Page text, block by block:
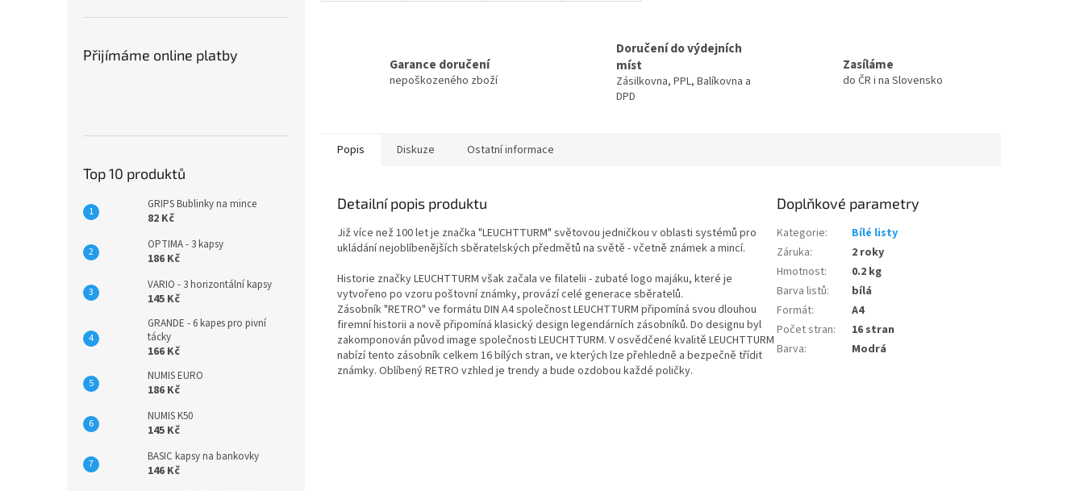
Přijímáme online platby
Top 10 produktů
GRIPS Bublinky na mince
82 Kč
OPTIMA - 3 kapsy
186 Kč
VARIO - 3 horizontální kapsy
145 Kč
GRANDE - 6 kapes pro pivní
tácky
166 Kč
NUMIS EURO
186 Kč
NUMIS K50
145 Kč
BASIC kapsy na bankovky
146 Kč
Garance doručení
nepoškozeného zboží
Doručení do výdejních
míst
Zásilkovna, PPL, Balíkovna a
DPD
Zasíláme
do ČR i na Slovensko
Popis Diskuze Ostatní informace
Detailní popis produktu
Již více než 100 let je značka "LEUCHTTURM" světovou jedničkou v oblasti systémů pro
ukládání nejoblíbenějších sběratelských předmětů na světě - včetně známek a mincí.
Historie značky LEUCHTTURM však začala ve filatelii - zubaté logo majáku, které je
vytvořeno po vzoru poštovní známky, provází celé generace sběratelů.
Zásobník "RETRO" ve formátu DIN A4 společnost LEUCHTTURM připomíná svou dlouhou
firemní historii a nově připomíná klasický design legendárních zásobníků. Do designu byl
zakomponován původ image společnosti LEUCHTTURM. V osvědčené kvalitě LEUCHTTURM
nabízí tento zásobník celkem 16 bílých stran, ve kterých lze přehledně a bezpečně třídit
známky. Oblíbený RETRO vzhled je trendy a bude ozdobou každé poličky.
Doplňkové parametry
Kategorie:
Bílé listy
Záruka:
2 roky
Hmotnost:
0.2 kg
Barva listů:
bílá
Formát:
A4
Počet stran:
16 stran
Barva: Modrá